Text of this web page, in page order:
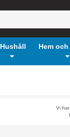
Hushåll Hem
Vi